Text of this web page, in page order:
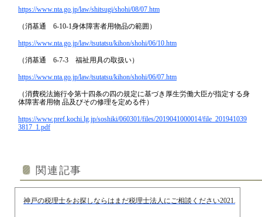
https://www.nta.go.jp/law/shitsugi/shohi/08/07.htm
（消基通 6-10-1身体障害者用物品の範囲）
https://www.nta.go.jp/law/tsutatsu/kihon/shohi/06/10.htm
（消基通 6-7-3 福祉用具の取扱い）
https://www.nta.go.jp/law/tsutatsu/kihon/shohi/06/07.htm
（消費税法施行令第十四条の四の規定に基づき厚生労働大臣が指定する身
体障害者用物 品及びその修理を定める件）
https://www.pref.kochi.lg.jp/soshiki/060301/files/2019041000014/file_201941039
3817_1.pdf
関連記事
神戸の税理士をお探しならはまだ税理士法人にご相談ください2021.04.01